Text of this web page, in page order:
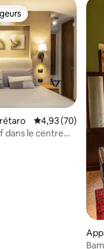
commentaires : 4,96
les plus appréciés
Évaluation
4,93 (70)
dans le centre